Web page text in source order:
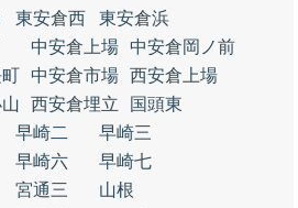
東安倉西
東安倉浜
中安倉上場
中安倉岡ノ前
中安倉市場 西安倉上場
西安倉埋立
国頭東
早崎二
早崎三
早崎六
早崎七
宮通三
山根